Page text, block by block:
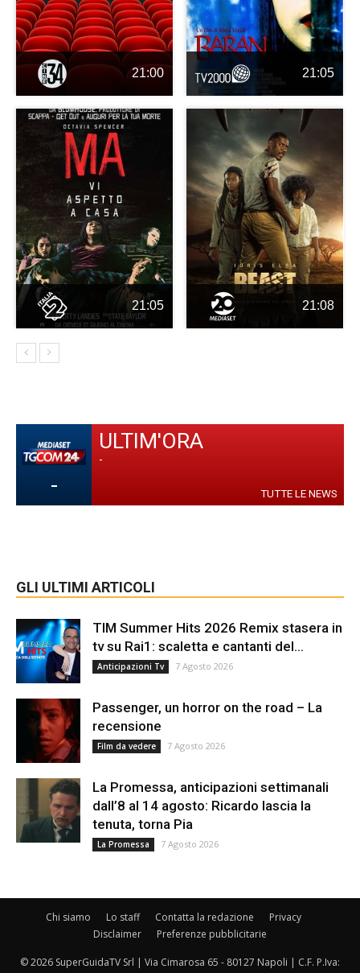
21:00 21:05
21:05 21:08
-
ULTIM'ORA
-
TUTTE LE NEWS
GLI ULTIMI ARTICOLI
TIM Summer Hits 2026 Remix stasera in
tv su Rai1: scaletta e cantanti del...
Anticipazioni Tv 7 Agosto 2026
Passenger, un horror on the road – La
recensione
Film da vedere 7 Agosto 2026
La Promessa, anticipazioni settimanali
dall’8 al 14 agosto: Ricardo lascia la
tenuta, torna Pia
La Promessa 7 Agosto 2026
Chi siamo Lo staff Contatta la redazione
Privacy
Disclaimer
Preferenze pubblicitarie
© 2026 SuperGuidaTV Srl | Via Cimarosa 65 - 80127 Napoli | C.F. P.Iva: